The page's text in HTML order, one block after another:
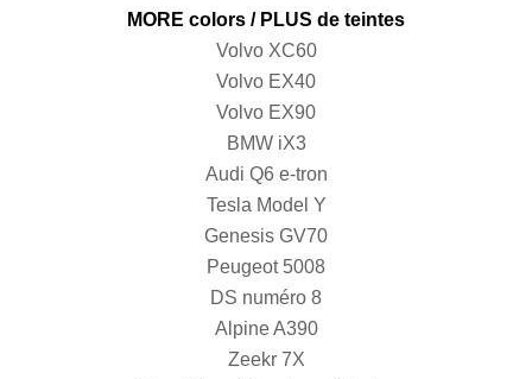
MORE colors / PLUS de teintes
Volvo XC60
Volvo EX40
Volvo EX90
BMW iX3
Audi Q6 e-tron
Tesla Model Y
Genesis GV70
Peugeot 5008
DS numéro 8
Alpine A390
Zeekr 7X